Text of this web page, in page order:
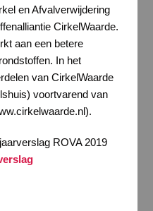
en Afvalverwijdering
CirkelWaarde.
aan een betere
In het
van CirkelWaarde
voortvarend van
ROVA 2019